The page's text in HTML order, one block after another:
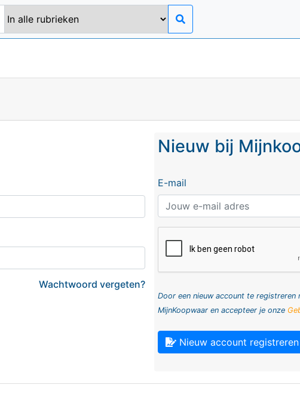
Wachtwoord vergeten?
Nieuw bij
E-mail
Door een nieuw account te
MijnKoopwaar en accepteer je onze
Nieuw account registreren